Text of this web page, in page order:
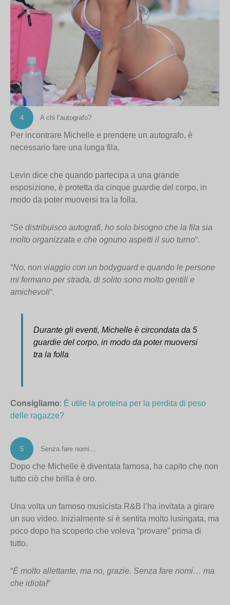
4 A chi l’autografo?
Per incontrare Michelle e prendere un autografo, è
necessario fare una lunga fila.
Levin dice che quando partecipa a una grande
esposizione, è protetta da cinque guardie del corpo, in
modo da poter muoversi tra la folla.
“Se distribuisco autografi, ho solo bisogno che la fila sia
molto organizzata e che ognuno aspetti il suo turno“.
“No, non viaggio con un bodyguard e quando le persone
mi fermano per strada, di solito sono molto gentili e
amichevoli“.
Durante gli eventi, Michelle è circondata da 5
guardie del corpo, in modo da poter muoversi
tra la folla
Consigliamo: È utile la proteina per la perdita di peso
delle ragazze?
5 Senza fare nomi…
Dopo che Michelle è diventata famosa, ha capito che non
tutto ciò che brilla è oro.
Una volta un famoso musicista R&B l’ha invitata a girare
un suo video. Inizialmente si è sentita molto lusingata, ma
poco dopo ha scoperto che voleva “provare” prima di
tutto.
“È molto allettante, ma no, grazie. Senza fare nomi… ma
che idiota!“